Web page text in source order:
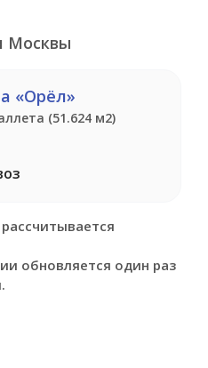
Москвы
«Орёл»
(51.624 м2)
обновляется один раз